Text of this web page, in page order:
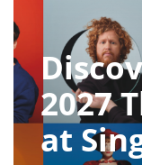
2027
at